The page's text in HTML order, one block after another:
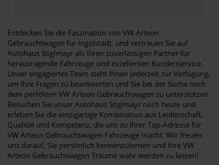
Entdecken Sie die Faszination von VW Arteon
Gebrauchtwagen für Ingolstadt, und vertrauen Sie auf
Autohaus Stiglmayr als Ihren zuverlässigen Partner für
herausragende Fahrzeuge und exzellenten Kundenservice.
Unser engagiertes Team steht Ihnen jederzeit zur Verfügung,
um Ihre Fragen zu beantworten und Sie bei der Suche nach
dem perfekten VW Arteon Gebrauchtwagen zu unterstützen.
Besuchen Sie unser Autohaus Stiglmayr noch heute und
erleben Sie die einzigartige Kombination aus Leidenschaft,
Qualität und Kompetenz, die uns zu Ihrer Top-Adresse für
VW Arteon Gebrauchtwagen Fahrzeuge macht. Wir freuen
uns darauf, Sie persönlich kennenzulernen und Ihre VW
Arteon Gebrauchtwagen Träume wahr werden zu lassen!